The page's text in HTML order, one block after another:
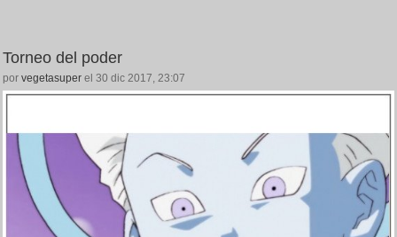
Torneo del poder
por vegetasuper el 30 dic 2017, 23:07